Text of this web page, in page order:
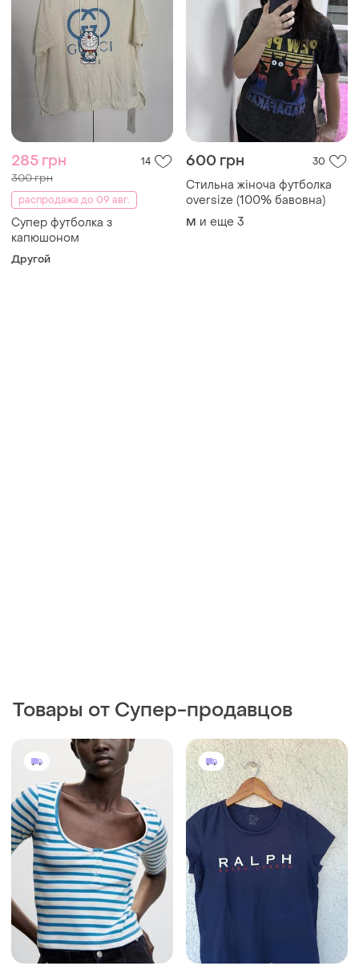
285 грн 14
300 грн
распродажа до 09 авг.
Супер футболка з
капюшоном
Другой
600 грн 30
Стильна жіноча футболка
oversize (100% бавовна)
M и еще 3
Товары от Супер-продавцов